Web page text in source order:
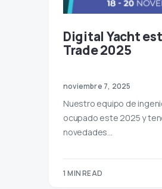
Digital Yacht
Trade 2025
noviembre 7, 2025
Nuestro equipo de
ocupado este 2025 y
novedades…
1 MIN READ